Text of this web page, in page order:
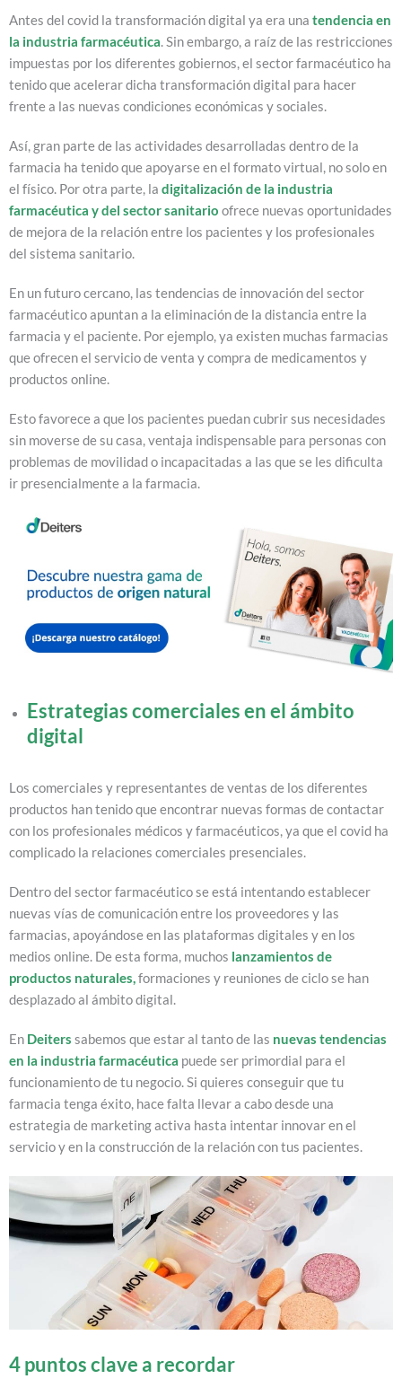
Antes del covid la transformación digital ya era una tendencia en
la industria farmacéutica. Sin embargo, a raíz de las restricciones
impuestas por los diferentes gobiernos, el sector farmacéutico ha
tenido que acelerar dicha transformación digital para hacer
frente a las nuevas condiciones económicas y sociales.
Así, gran parte de las actividades desarrolladas dentro de la
farmacia ha tenido que apoyarse en el formato virtual, no solo en
el físico. Por otra parte, la digitalización de la industria
farmacéutica y del sector sanitario ofrece nuevas oportunidades
de mejora de la relación entre los pacientes y los profesionales
del sistema sanitario.
En un futuro cercano, las tendencias de innovación del sector
farmacéutico apuntan a la eliminación de la distancia entre la
farmacia y el paciente. Por ejemplo, ya existen muchas farmacias
que ofrecen el servicio de venta y compra de medicamentos y
productos online.
Esto favorece a que los pacientes puedan cubrir sus necesidades
sin moverse de su casa, ventaja indispensable para personas con
problemas de movilidad o incapacitadas a las que se les dificulta
ir presencialmente a la farmacia.
Estrategias comerciales en el ámbito
digital
Los comerciales y representantes de ventas de los diferentes
productos han tenido que encontrar nuevas formas de contactar
con los profesionales médicos y farmacéuticos, ya que el covid ha
complicado la relaciones comerciales presenciales.
Dentro del sector farmacéutico se está intentando establecer
nuevas vías de comunicación entre los proveedores y las
farmacias, apoyándose en las plataformas digitales y en los
medios online. De esta forma, muchos lanzamientos de
productos naturales,formaciones y reuniones de ciclo se han
desplazado al ámbito digital.
En Deiters sabemos que estar al tanto de las nuevas tendencias
en la industria farmacéutica puede ser primordial para el
funcionamiento de tu negocio. Si quieres conseguir que tu
farmacia tenga éxito, hace falta llevar a cabo desde una
estrategia de marketing activa hasta intentar innovar en el
servicio y en la construcción de la relación con tus pacientes.
4 puntos clave a recordar